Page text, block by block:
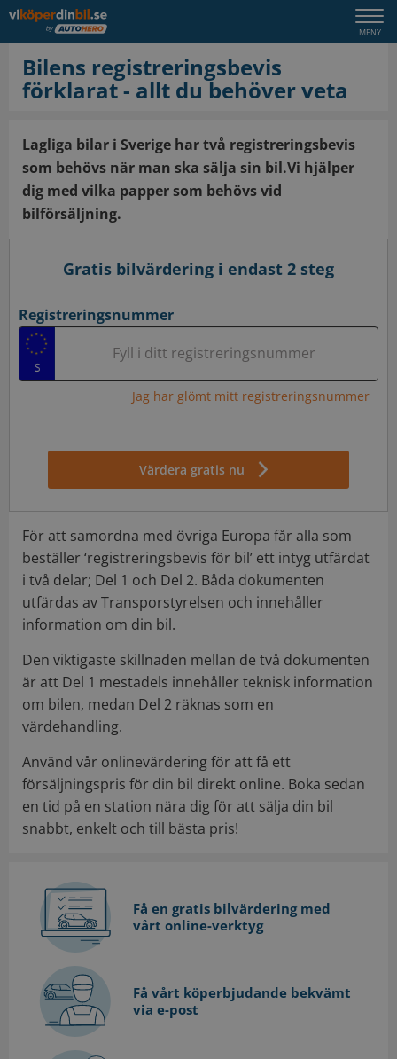
MENY
Bilens registreringsbevis
förklarat - allt du behöver veta
Lagliga bilar i Sverige har två registreringsbevis
som behövs när man ska sälja sin bil.Vi hjälper
dig med vilka papper som behövs vid
bilförsäljning.
Gratis bilvärdering i endast 2 steg
Registreringsnummer
Fyll i ditt registreringsnummer
Jag har glömt mitt registreringsnummer
Värdera gratis nu
För att samordna med övriga Europa får alla som
beställer ‘registreringsbevis för bil’ ett intyg utfärdat
i två delar; Del 1 och Del 2. Båda dokumenten
utfärdas av Transporstyrelsen och innehåller
information om din bil.
Den viktigaste skillnaden mellan de två dokumenten
är att Del 1 mestadels innehåller teknisk information
om bilen, medan Del 2 räknas som en
värdehandling.
Använd vår onlinevärdering för att få ett
försäljningspris för din bil direkt online. Boka sedan
en tid på en station nära dig för att sälja din bil
snabbt, enkelt och till bästa pris!
Få en gratis bilvärdering med
vårt online-verktyg
Få vårt köperbjudande bekvämt
via e-post